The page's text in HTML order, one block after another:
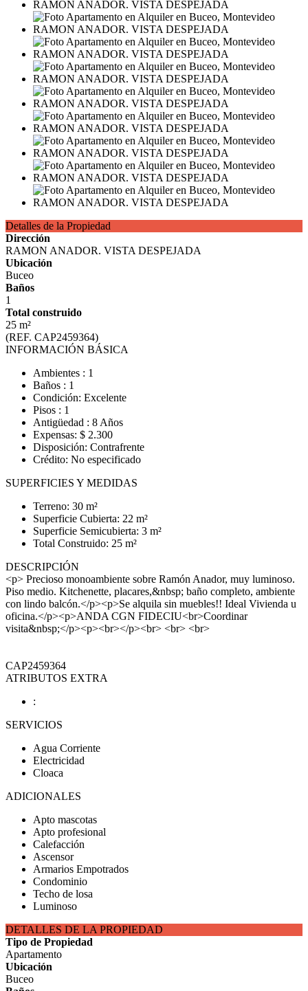
Detalles de la Propiedad
Dirección
RAMON ANADOR. VISTA DESPEJADA
Ubicación
Buceo
Baños
1
Total construido
25 m²
(REF. CAP2459364)
INFORMACIÓN BÁSICA
Ambientes : 1
Baños : 1
Condición: Excelente
Pisos : 1
Antigüedad : 8 Años
Expensas: $ 2.300
Disposición: Contrafrente
Crédito: No especificado
SUPERFICIES Y MEDIDAS
Terreno: 30 m²
Superficie Cubierta: 22 m²
Superficie Semicubierta: 3 m²
Total Construido: 25 m²
DESCRIPCIÓN
<p> Precioso monoambiente sobre Ramón Anador, muy luminoso.
Piso medio. Kitchenette, placares,&nbsp; baño completo, ambiente
con lindo balcón.</p><p>Se alquila sin muebles!! Ideal Vivienda u
oficina.</p><p>ANDA CGN FIDECIU<br>Coordinar
visita&nbsp;</p><p><br></p><br> <br> <br>
CAP2459364
ATRIBUTOS EXTRA
:
SERVICIOS
Agua Corriente
Electricidad
Cloaca
ADICIONALES
Apto mascotas
Apto profesional
Calefacción
Ascensor
Armarios Empotrados
Condominio
Techo de losa
Luminoso
DETALLES DE LA PROPIEDAD
Tipo de Propiedad
Apartamento
Ubicación
Buceo